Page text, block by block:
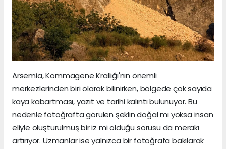
Arsemia, Kommagene Krallığı'nın önemli
merkezlerinden biri olarak bilinirken, bölgede çok sayıda
kaya kabartması, yazıt ve tarihi kalıntı bulunuyor. Bu
nedenle fotoğrafta görülen şeklin doğal mı yoksa insan
eliyle oluşturulmuş bir iz mi olduğu sorusu da merakı
artırıyor. Uzmanlar ise yalnızca bir fotoğrafa bakılarak